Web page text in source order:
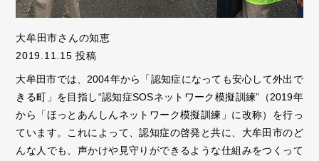
大牟田市さんの知恵
2019.11.15 投稿
大牟田市では、2004年から「認知症になっても安心して外出で
きる町」を目指し“認知症SOSネットワーク模擬訓練”（2019年
から「ほっとあんしんネットワーク模擬訓練」に改称）を行っ
ています。これによって、認知症の啓発と共に、大牟田市のど
んな人でも、声かけや見守りができるような仕組みをつくって